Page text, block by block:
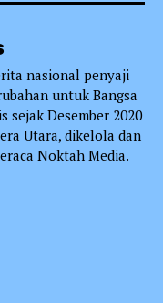
nasional penyaji
untuk Bangsa
sejak Desember 2020
Utara, dikelola dan
Noktah Media.